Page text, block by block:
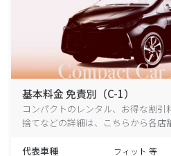
基本料金 免責別（C-1）
コンパクトのレンタル、お得な割引
捨てなどの詳細は、こちらから各店
代表車種 フィット 等